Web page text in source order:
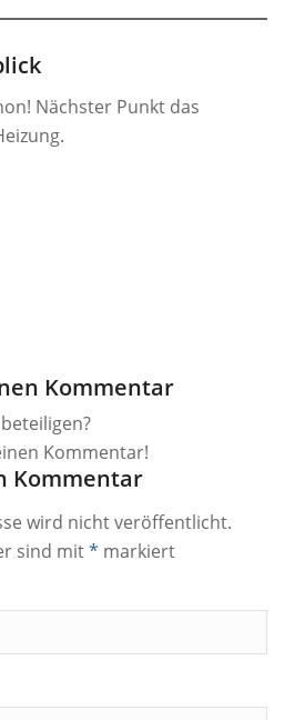
Nächster Punkt das
Kommentar
Kommentar!
Kommentar
wird nicht veröffentlicht.
sind mit* markiert